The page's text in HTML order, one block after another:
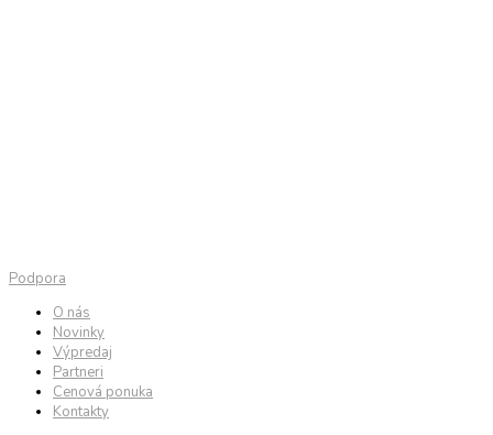
Podpora
O nás
Novinky
Výpredaj
Partneri
Cenová ponuka
Kontakty